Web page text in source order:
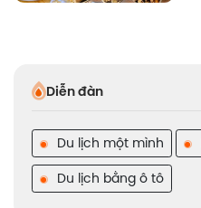
Diễn đàn
Du lịch một mình
Du lịch bằng ô tô